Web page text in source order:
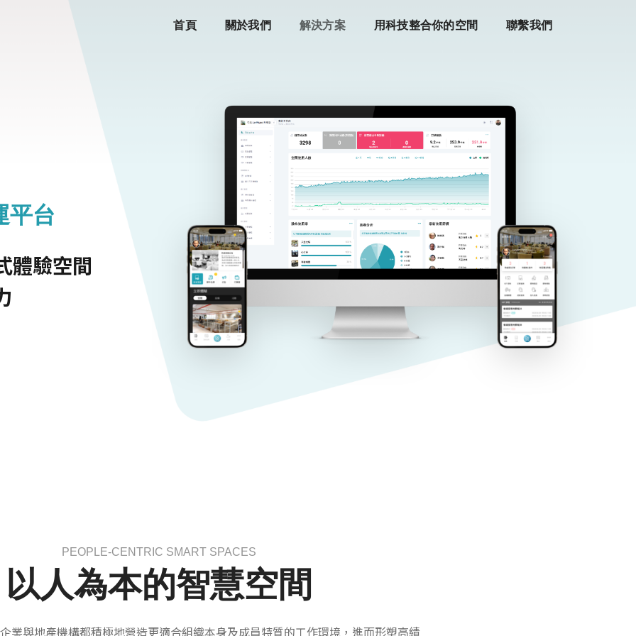
首頁 關於我們 解決方案 用科技整合你的空間 聯繫我們
平台
體驗空間
PEOPLE-CENTRIC SMART SPACES
以人為本的智慧空間
業與地產機構都積極地營造更適合組織本身及成員特質的工作環境，進而形塑高績